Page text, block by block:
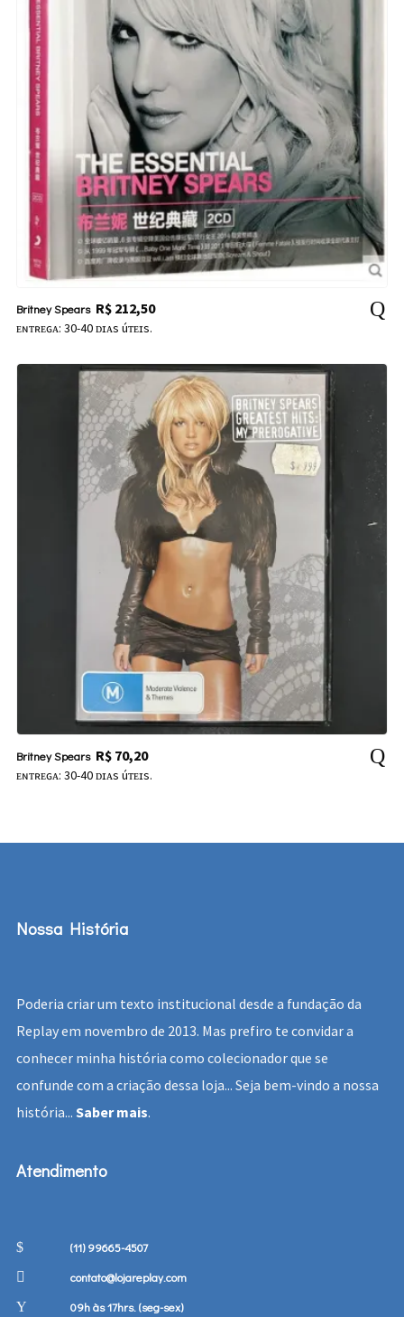
Britney Spears R$212,50
ᴇɴᴛʀᴇɢᴀ: 30-40 ᴅɪᴀs úᴛᴇɪs.
Britney Spears R$70,20
ᴇɴᴛʀᴇɢᴀ: 30-40 ᴅɪᴀs úᴛᴇɪs.
Nossa História
Poderia criar um texto institucional desde a fundação da
Replay em novembro de 2013. Mas prefiro te convidar a
conhecer minha história como colecionador que se
confunde com a criação dessa loja... Seja bem-vindo a nossa
história... Saber mais.
Atendimento
(11) 99665-4507
contato@lojareplay.com
09h às 17hrs. (seg-sex)